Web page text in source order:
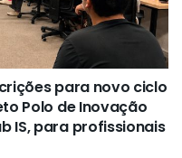
para novo ciclo
Polo de Inovação
IS, para profissionais